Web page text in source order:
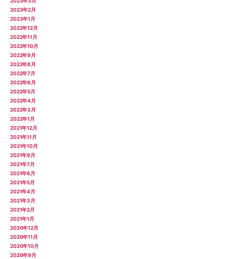
2023年2月
2023年1月
2022年12月
2022年11月
2022年10月
2022年9月
2022年8月
2022年7月
2022年6月
2022年5月
2022年4月
2022年3月
2022年1月
2021年12月
2021年11月
2021年10月
2021年9月
2021年7月
2021年6月
2021年5月
2021年4月
2021年3月
2021年2月
2021年1月
2020年12月
2020年11月
2020年10月
2020年9月